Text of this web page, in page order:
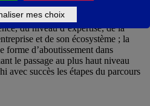
: la première, c’est que la
procède fondamentalement de
du niveau d’expertise, de la
et de son écosystème ; la
forme d’aboutissement dans
le passage au plus haut niveau
avec succès les étapes du parcours
mes choix